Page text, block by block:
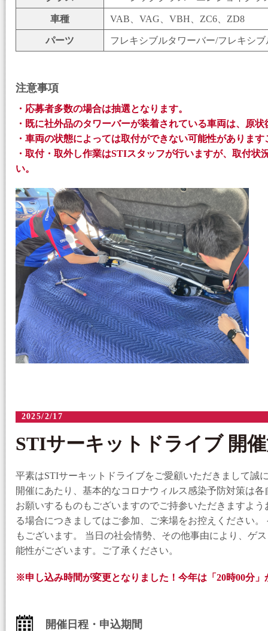
車種 VAB、VAG、VBH、ZC6、ZD8
パーツ フレキシブルタワーバー/フレキシ
注意事項
・応募者多数の場合は抽選となります。
・既に社外品のタワーバーが装着されている車両は、原
・車両の状態によっては取付ができない可能性がありま
・取付・取外し作業はSTIスタッフが行いますが、取付
い。
2025/2/17
STIサーキットドライブ 開
平素はSTIサーキットドライブをご愛顧いただきまして誠
開催にあたり、基本的なコロナウィルス感染予防対策は
お願いするものもございますのでご持参いただきますよ
る場合につきましてはご参加、ご来場をお控えください
もございます。 当日の社会情勢、その他事由により、ゲ
能性がございます。ご了承ください。
※申し込み時間が変更となりました！今年は「20時00分
開催日程・申込期間